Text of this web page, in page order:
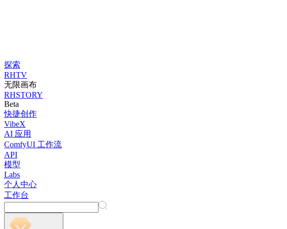
探索
RHTV
无限画布
RHSTORY
Beta
快捷创作
VibeX
AI 应用
ComfyUI 工作流
API
模型
Labs
个人中心
工作台